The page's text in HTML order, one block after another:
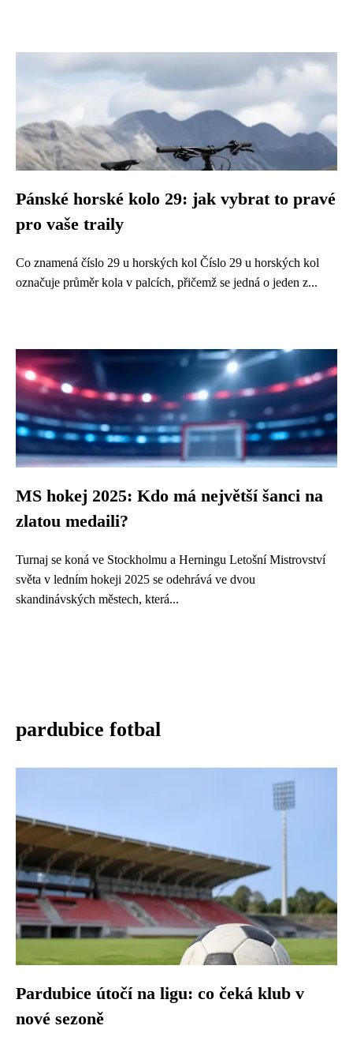
Pánské horské kolo 29: jak vybrat to pravé
pro vaše traily
Co znamená číslo 29 u horských kol Číslo 29 u horských kol
označuje průměr kola v palcích, přičemž se jedná o jeden z...
MS hokej 2025: Kdo má největší šanci na
zlatou medaili?
Turnaj se koná ve Stockholmu a Herningu Letošní Mistrovství
světa v ledním hokeji 2025 se odehrává ve dvou
skandinávských městech, která...
pardubice fotbal
Pardubice útočí na ligu: co čeká klub v
nové sezoně